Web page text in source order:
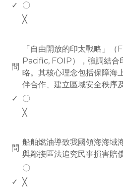
✓
〇
╳
問
「自由開放的印太戰略」
Pacific, FOIP），強調結合
略。其核心理念包括保障海
伴合作、建立區域安全秩序
✓
〇
╳
問
船舶燃油導致我國領海海域
與鄰接區法追究民事損害賠
〇
✓ ╳